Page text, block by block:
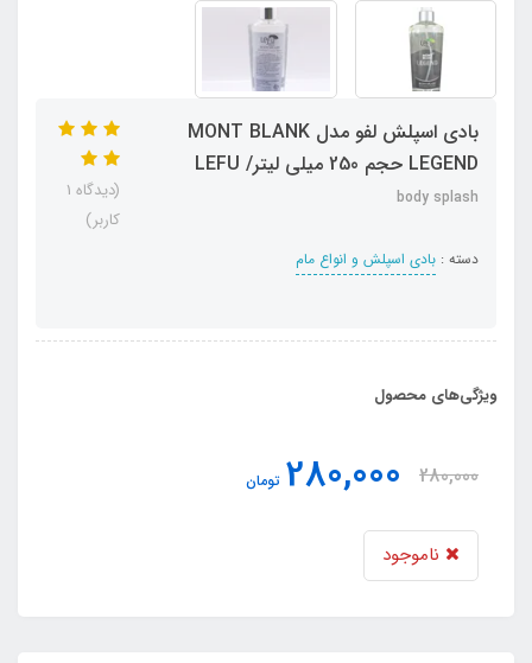
بادی اسپلش لفو مدل MONT BLANK
LEGEND حجم 250 میلی لیتر/ LEFU
body splash
دسته : بادی اسپلش و انواع مام
(دیدگاه 1
کاربر)
ویژگی‌های محصول
280,000
280,000 تومان
ناموجود